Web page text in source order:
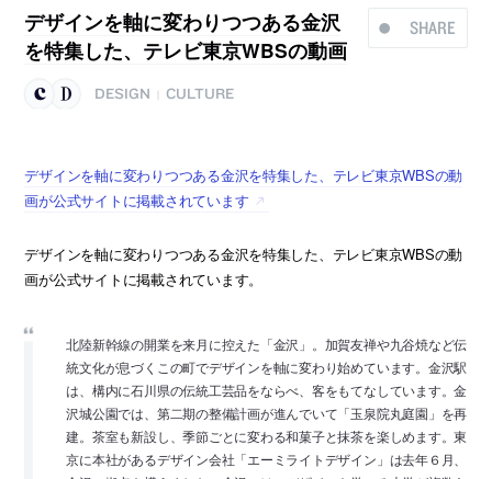
SHARE
デザインを軸に変わりつつある金沢
を特集した、テレビ東京WBSの動画
DESIGN CULTURE
デザインを軸に変わりつつある金沢を特集した、テレビ東京WBSの動
画が公式サイトに掲載されています
デザインを軸に変わりつつある金沢を特集した、テレビ東京WBSの動
画が公式サイトに掲載されています。
北陸新幹線の開業を来月に控えた「金沢」。加賀友禅や九谷焼など伝
統文化が息づくこの町でデザインを軸に変わり始めています。金沢駅
は、構内に石川県の伝統工芸品をならべ、客をもてなしています。金
沢城公園では、第二期の整備計画が進んでいて「玉泉院丸庭園」を再
建。茶室も新設し、季節ごとに変わる和菓子と抹茶を楽しめます。東
京に本社があるデザイン会社「エーミライトデザイン」は去年６月、